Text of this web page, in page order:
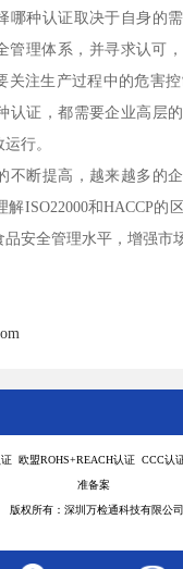
哪种认证取决于自身的
管理体系，并寻求认可
关注生产过程中的危害
认证，都需要企业高层
行。
不断提高，越来越多的
ISO22000和HACCP的
安全管理水平，增强市
证 欧盟ROHS+REACH认证 CCC
准备案
版权所有：深圳万检通科技有限公司